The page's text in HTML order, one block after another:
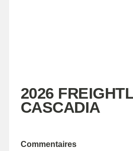
2026
CASCADIA
Commentaires